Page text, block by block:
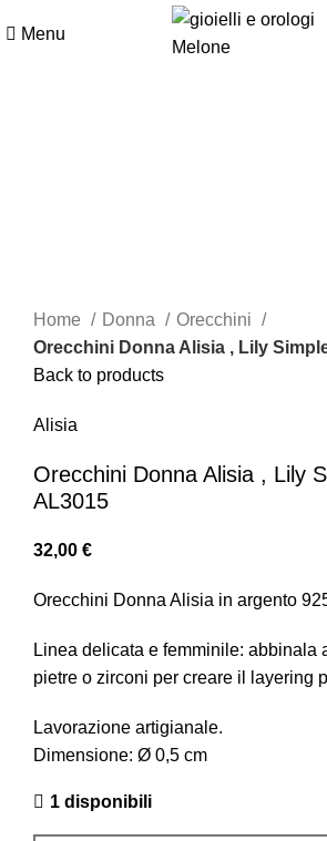
Menu
Home Donna
Orecchini
Orecchini Donna Alisia , Lily
Back to products
Alisia
Orecchini Donna Alisia , Lily
AL3015
32,00 €
Orecchini Donna Alisia in argento
Linea delicata e femminile: abbinala
pietre o zirconi per creare il layering
Lavorazione artigianale.
Dimensione: Ø 0,5 cm
1 disponibili